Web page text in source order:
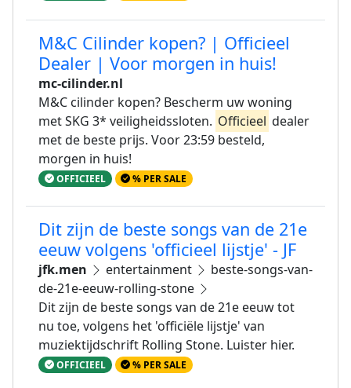
M&C Cilinder kopen? | Officieel
Dealer | Voor morgen in huis!
mc-cilinder.nl
M&C cilinder kopen? Bescherm uw woning
met SKG 3* veiligheidssloten. Officieel dealer
met de beste prijs. Voor 23:59 besteld,
morgen in huis!
OFFICIEEL % PER SALE
Dit zijn de beste songs van de 21e
eeuw volgens 'officieel lijstje' - JF
jfk.men entertainment
beste-songs-van-
de-21e-eeuw-rolling-stone
Dit zijn de beste songs van de 21e eeuw tot
nu toe, volgens het 'officiële lijstje' van
muziektijdschrift Rolling Stone. Luister hier.
OFFICIEEL % PER SALE